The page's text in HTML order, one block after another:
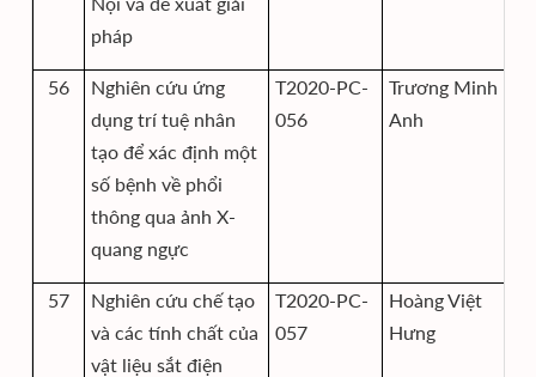
pháp
56
Nghiên cứu ứng
dụng trí tuệ nhân
tạo để xác định một
số bệnh về phổi
thông qua ảnh X-
quang ngực
T2020-PC-
056
Trương Minh
Anh
57
Nghiên cứu chế tạo
và các tính chất của
vật liệu sắt điện
T2020-PC-
057
Hoàng Việt
Hưng